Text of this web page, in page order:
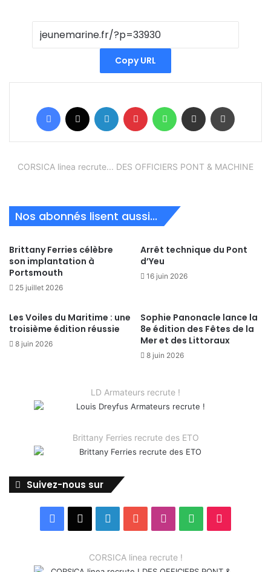
Copy URL
Facebook Linkedin Pinterest WhatsAppPartager par email
CORSICA linea recrute... DES OFFICIERS PONT & MACHINE
Nos abonnés lisent aussi...
Brittany Ferries célèbre
son implantation à
Portsmouth
25 juillet 2026
Arrêt technique du Pont
d’Yeu
16 juin 2026
Les Voiles du Maritime : une
troisième édition réussie
8 juin 2026
Sophie Panonacle lance la
8e édition des Fêtes de la
Mer et des Littoraux
8 juin 2026
LD Armateurs recrute !
Brittany Ferries recrute des ETO
Suivez-nous sur
Facebook LinkedinYouTubeInstagram
Spotify
CORSICA linea recrute !